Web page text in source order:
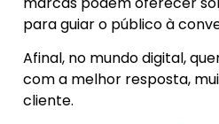
para guiar o público à
Afinal, no mundo digital,
com a melhor resposta,
cliente.